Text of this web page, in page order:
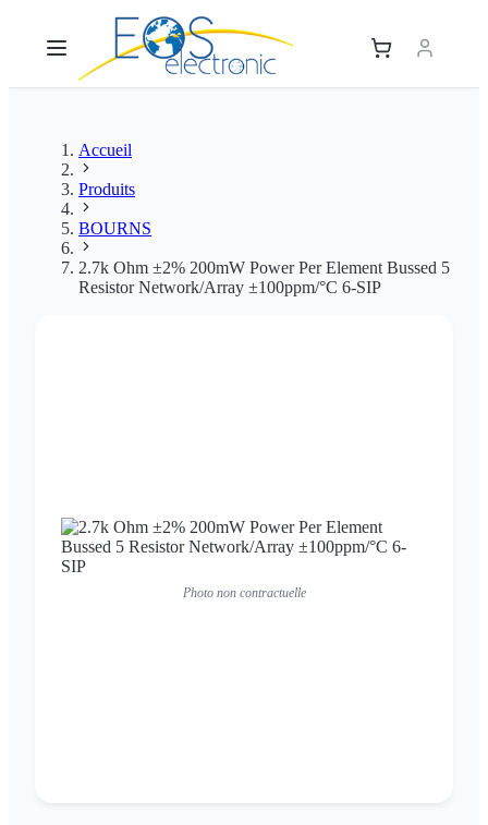
Accueil
Produits
BOURNS
2.7k Ohm ±2% 200mW Power Per Element Bussed 5
Resistor Network/Array ±100ppm/°C 6-SIP
Photo non contractuelle